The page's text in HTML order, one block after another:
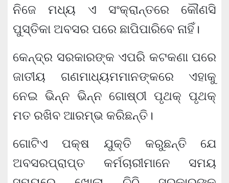
ନିଜେ ମଧ୍ୟ ଏ ସଂକ୍ରାନ୍ତରେ କୌଣସି
ପୁସ୍ତିକା ଅବସର ପରେ ଛାପିପାରିବେ ନାହିଁ।
କେନ୍ଦ୍ର ସରକାରଙ୍କ ଏପରି କଟକଣା ପରେ
ଜାତୀୟ ଗଣମାଧ୍ୟମମାନଙ୍କରେ ଏହାକୁ
ନେଇ ଭିନ୍ନ ଭିନ୍ନ ଗୋଷ୍ଠୀ ପୃଥକ୍ ପୃଥକ୍
ମତ ରଖିବ ଆରମ୍ଭ କରିଛନ୍ତି।
ଗୋଟିଏ ପକ୍ଷ ଯୁକ୍ତି କରୁଛନ୍ତି ଯେ
ଅବସରପ୍ରାପ୍ତ କର୍ମଚାରୀମାନେ ସମୟ